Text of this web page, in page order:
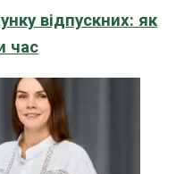
відпускних: як
час